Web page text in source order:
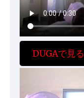
DUGAで見る